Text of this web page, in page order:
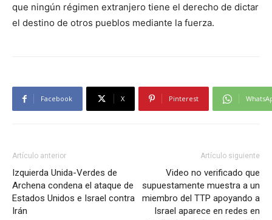
que ningún régimen extranjero tiene el derecho de dictar
el destino de otros pueblos mediante la fuerza.
Facebook X Pinterest
Artículo anterior
Izquierda Unida-Verdes de
Archena condena el ataque de
Estados Unidos e Israel contra
Irán
Artículo siguiente
Video no verificado que
supuestamente muestra a un
miembro del TTP apoyando a
Israel aparece en redes en